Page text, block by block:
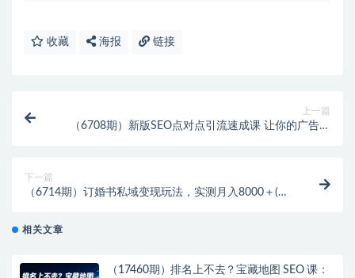
收藏 海报 链接
上一篇
（6708期）新版SEO点对点引流速成课 让你的广告内
下一篇
（6714期）订婚书私域变现玩法，实测月入8000＋(附
相关文章
（17460期）排名上不去？宝藏地图 SEO 课：